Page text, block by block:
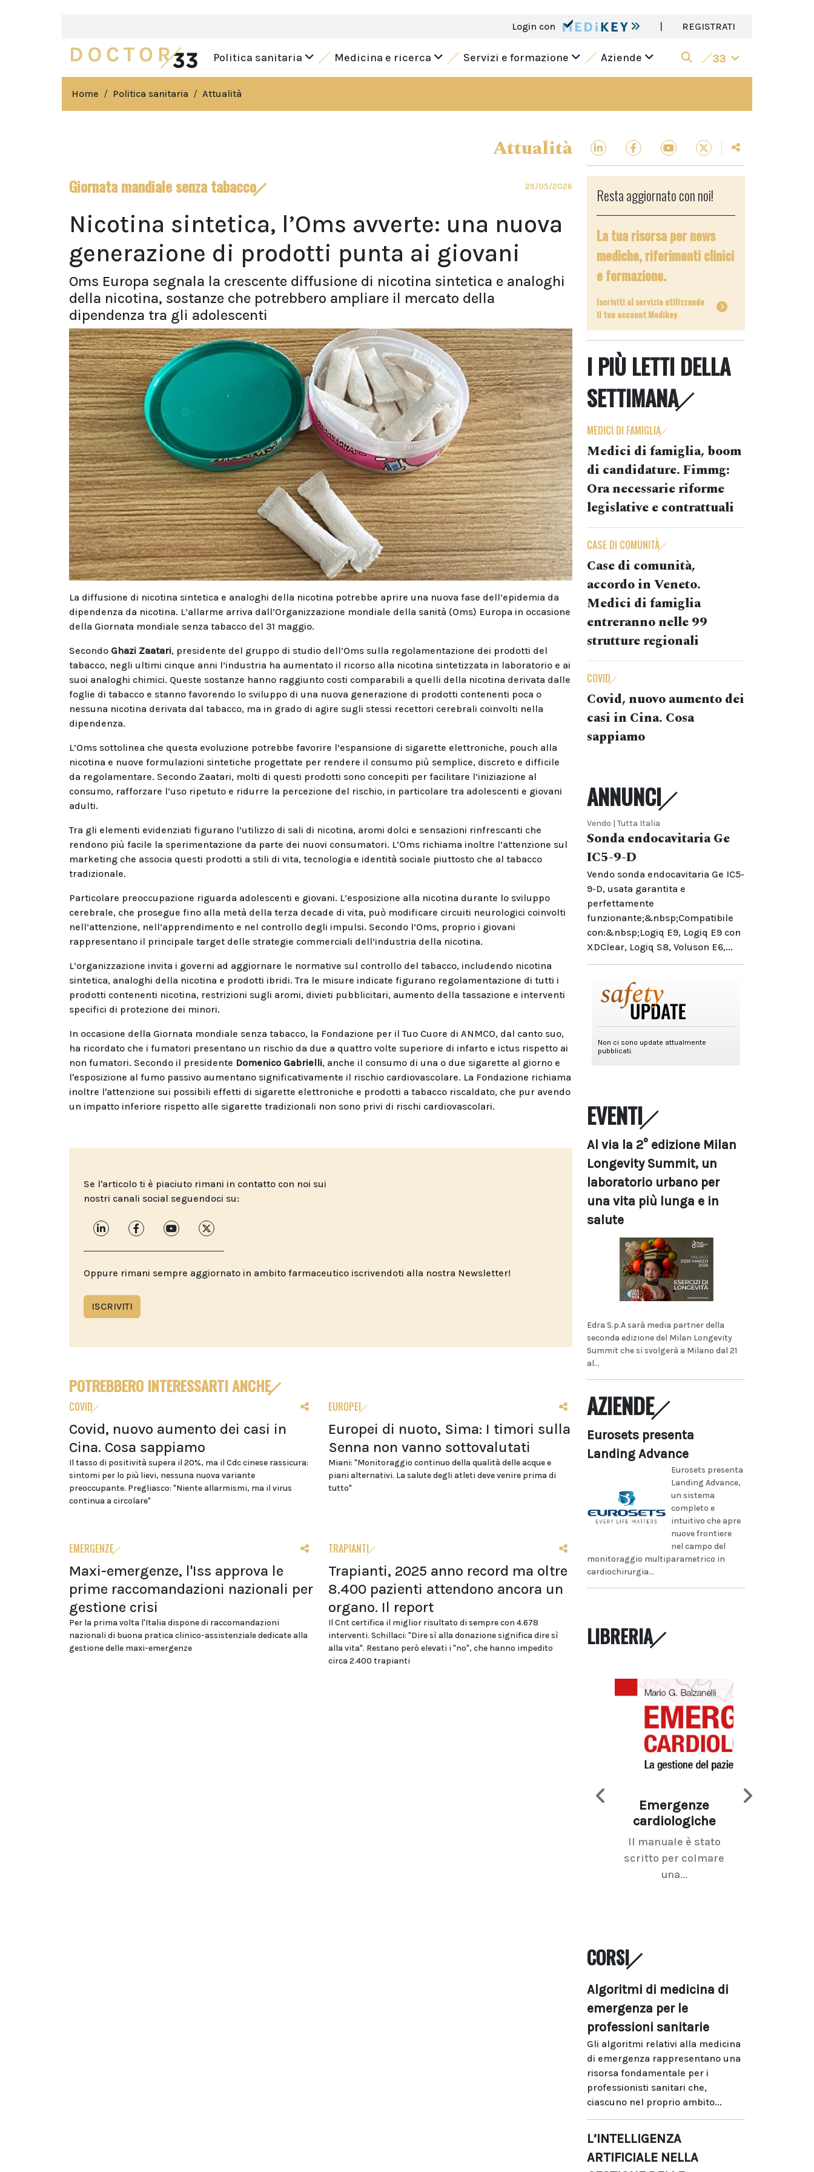
Login con | REGISTRATI
Politica sanitaria Medicina e ricerca Servizi e formazione Aziende 33
Home Politica sanitaria Attualità
Attualità
Giornata mandiale senza tabacco 29/05/2026
Nicotina sintetica, l’Oms avverte: una nuova
generazione di prodotti punta ai giovani
Oms Europa segnala la crescente diffusione di nicotina sintetica e analoghi
della nicotina, sostanze che potrebbero ampliare il mercato della
dipendenza tra gli adolescenti
La diffusione di nicotina sintetica e analoghi della nicotina potrebbe aprire una nuova fase dell’epidemia da
dipendenza da nicotina. L’allarme arriva dall’Organizzazione mondiale della sanità (Oms) Europa in occasione
della Giornata mondiale senza tabacco del 31 maggio.
Secondo Ghazi Zaatari, presidente del gruppo di studio dell’Oms sulla regolamentazione dei prodotti del
tabacco, negli ultimi cinque anni l’industria ha aumentato il ricorso alla nicotina sintetizzata in laboratorio e ai
suoi analoghi chimici. Queste sostanze hanno raggiunto costi comparabili a quelli della nicotina derivata dalle
foglie di tabacco e stanno favorendo lo sviluppo di una nuova generazione di prodotti contenenti poca o
nessuna nicotina derivata dal tabacco, ma in grado di agire sugli stessi recettori cerebrali coinvolti nella
dipendenza.
L’Oms sottolinea che questa evoluzione potrebbe favorire l’espansione di sigarette elettroniche, pouch alla
nicotina e nuove formulazioni sintetiche progettate per rendere il consumo più semplice, discreto e difficile
da regolamentare. Secondo Zaatari, molti di questi prodotti sono concepiti per facilitare l’iniziazione al
consumo, rafforzare l’uso ripetuto e ridurre la percezione del rischio, in particolare tra adolescenti e giovani
adulti.
Tra gli elementi evidenziati figurano l’utilizzo di sali di nicotina, aromi dolci e sensazioni rinfrescanti che
rendono più facile la sperimentazione da parte dei nuovi consumatori. L’Oms richiama inoltre l’attenzione sul
marketing che associa questi prodotti a stili di vita, tecnologia e identità sociale piuttosto che al tabacco
tradizionale.
Particolare preoccupazione riguarda adolescenti e giovani. L’esposizione alla nicotina durante lo sviluppo
cerebrale, che prosegue fino alla metà della terza decade di vita, può modificare circuiti neurologici coinvolti
nell’attenzione, nell’apprendimento e nel controllo degli impulsi. Secondo l’Oms, proprio i giovani
rappresentano il principale target delle strategie commerciali dell’industria della nicotina.
L’organizzazione invita i governi ad aggiornare le normative sul controllo del tabacco, includendo nicotina
sintetica, analoghi della nicotina e prodotti ibridi. Tra le misure indicate figurano regolamentazione di tutti i
prodotti contenenti nicotina, restrizioni sugli aromi, divieti pubblicitari, aumento della tassazione e interventi
specifici di protezione dei minori.
In occasione della Giornata mondiale senza tabacco, la Fondazione per il Tuo Cuore di ANMCO, dal canto suo,
ha ricordato che i fumatori presentano un rischio da due a quattro volte superiore di infarto e ictus rispetto ai
non fumatori. Secondo il presidente Domenico Gabrielli, anche il consumo di una o due sigarette al giorno e
l'esposizione al fumo passivo aumentano significativamente il rischio cardiovascolare. La Fondazione richiama
inoltre l'attenzione sui possibili effetti di sigarette elettroniche e prodotti a tabacco riscaldato, che pur avendo
un impatto inferiore rispetto alle sigarette tradizionali non sono privi di rischi cardiovascolari.
Se l'articolo ti è piaciuto rimani in contatto con noi sui
nostri canali social seguendoci su:
Oppure rimani sempre aggiornato in ambito farmaceutico iscrivendoti alla nostra Newsletter!
ISCRIVITI
POTREBBERO INTERESSARTI ANCHE
COVID
Covid, nuovo aumento dei casi in
Cina. Cosa sappiamo
Il tasso di positività supera il 20%, ma il Cdc cinese rassicura:
sintomi per lo più lievi, nessuna nuova variante
preoccupante. Pregliasco: "Niente allarmismi, ma il virus
continua a circolare"
EUROPEI
Europei di nuoto, Sima: I timori sulla
Senna non vanno sottovalutati
Miani: "Monitoraggio continuo della qualità delle acque e
piani alternativi. La salute degli atleti deve venire prima di
tutto"
EMERGENZE
Maxi-emergenze, l'Iss approva le
prime raccomandazioni nazionali per
gestione crisi
Per la prima volta l'Italia dispone di raccomandazioni
nazionali di buona pratica clinico-assistenziale dedicate alla
gestione delle maxi-emergenze
TRAPIANTI
Trapianti, 2025 anno record ma oltre
8.400 pazienti attendono ancora un
organo. Il report
Il Cnt certifica il miglior risultato di sempre con 4.678
interventi. Schillaci: "Dire sì alla donazione significa dire sì
alla vita". Restano però elevati i "no", che hanno impedito
circa 2.400 trapianti
Resta aggiornato con noi!
La tua risorsa per news
mediche, riferimenti clinici
e formazione.
Iscriviti al servizio utilizzando
il tuo account Medikey
I PIÙ LETTI DELLA
SETTIMANA
MEDICI DI FAMIGLIA
Medici di famiglia, boom
di candidature. Fimmg:
Ora necessarie riforme
legislative e contrattuali
CASE DI COMUNITÀ
Case di comunità,
accordo in Veneto.
Medici di famiglia
entreranno nelle 99
strutture regionali
COVID
Covid, nuovo aumento dei
casi in Cina. Cosa
sappiamo
ANNUNCI
Vendo | Tutta Italia
Sonda endocavitaria Ge
IC5-9-D
Vendo sonda endocavitaria Ge IC5-
9-D, usata garantita e
perfettamente
funzionante;&nbsp;Compatibile
con:&nbsp;Logiq E9, Logiq E9 con
XDClear, Logiq S8, Voluson E6,...
EVENTI
Al via la 2° edizione Milan
Longevity Summit, un
laboratorio urbano per
una vita più lunga e in
salute
Edra S.p.A sarà media partner della
seconda edizione del Milan Longevity
Summit che si svolgerà a Milano dal 21
al...
AZIENDE
Eurosets presenta
Landing Advance
Eurosets presenta
Landing Advance,
un sistema
completo e
intuitivo che apre
nuove frontiere
nel campo del
monitoraggio multiparametrico in
cardiochirurgia...
LIBRERIA
Emergenze
cardiologiche
Il manuale è stato
scritto per colmare
una...
CORSI
Algoritmi di medicina di
emergenza per le
professioni sanitarie
Gli algoritmi relativi alla medicina
di emergenza rappresentano una
risorsa fondamentale per i
professionisti sanitari che,
ciascuno nel proprio ambito...
L’INTELLIGENZA
ARTIFICIALE NELLA